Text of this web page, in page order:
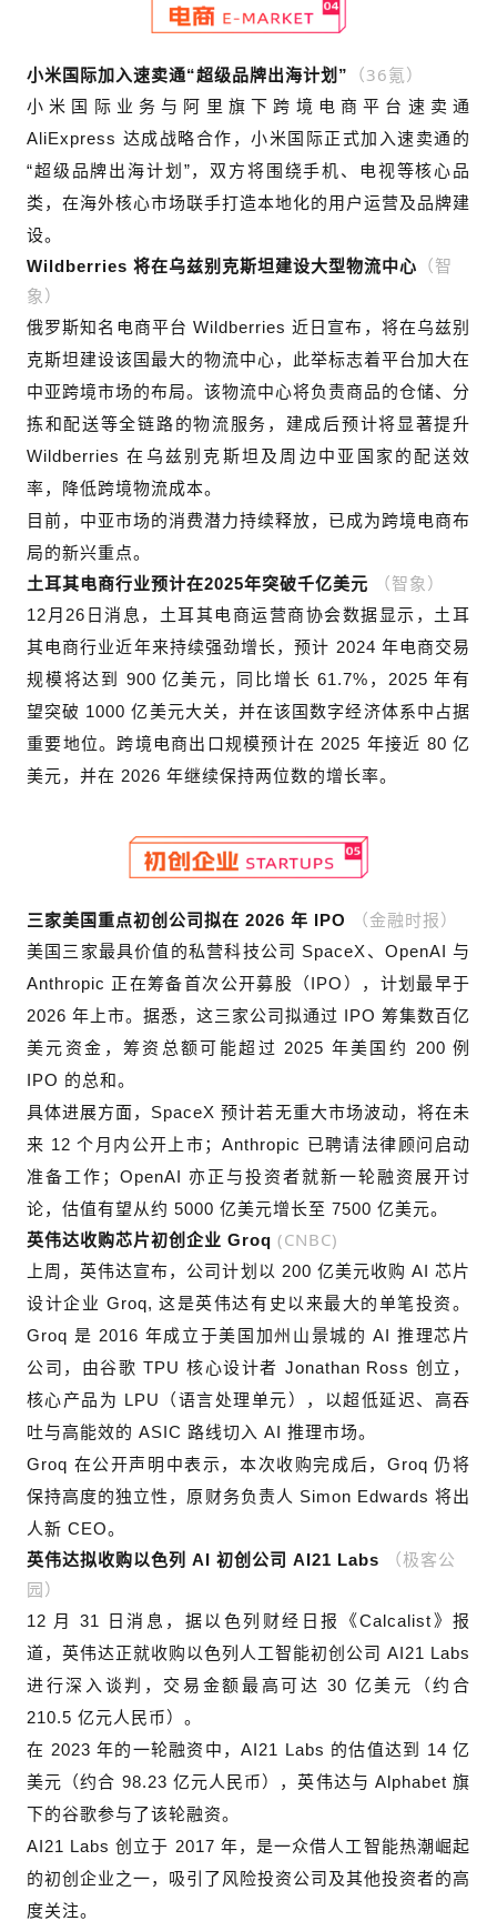
小米国际加入速卖通“超级品牌出海计划” （36氪）
小米国际业务与阿里旗下跨境电商平台速卖通
AliExpress 达成战略合作，小米国际正式加入速卖通的
“超级品牌出海计划”，双方将围绕手机、电视等核心品
类，在海外核心市场联手打造本地化的用户运营及品牌建
设。
Wildberries 将在乌兹别克斯坦建设大型物流中心
（智
象）
俄罗斯知名电商平台 Wildberries 近日宣布，将在乌兹别
克斯坦建设该国最大的物流中心，此举标志着平台加大在
中亚跨境市场的布局。该物流中心将负责商品的仓储、分
拣和配送等全链路的物流服务，建成后预计将显著提升
Wildberries 在乌兹别克斯坦及周边中亚国家的配送效
率，降低跨境物流成本。
目前，中亚市场的消费潜力持续释放，已成为跨境电商布
局的新兴重点。
土耳其电商行业预计在2025年突破千亿美元
（智象）
12月26日消息，土耳其电商运营商协会数据显示，土耳
其电商行业近年来持续强劲增长，预计 2024 年电商交易
规模将达到 900 亿美元，同比增长 61.7%，2025 年有
望突破 1000 亿美元大关，并在该国数字经济体系中占据
重要地位。跨境电商出口规模预计在 2025 年接近 80 亿
美元，并在 2026 年继续保持两位数的增长率。
三家美国重点初创公司拟在 2026 年 IPO （金融时报）
美国三家最具价值的私营科技公司 SpaceX、OpenAI 与
Anthropic 正在筹备首次公开募股（IPO），计划最早于
2026 年上市。据悉，这三家公司拟通过 IPO 筹集数百亿
美元资金，筹资总额可能超过 2025 年美国约 200 例
IPO 的总和。
具体进展方面，SpaceX 预计若无重大市场波动，将在未
来 12 个月内公开上市；Anthropic 已聘请法律顾问启动
准备工作；OpenAI 亦正与投资者就新一轮融资展开讨
论，估值有望从约 5000 亿美元增长至 7500 亿美元。
英伟达收购芯片初创企业 Groq (CNBC)
上周，英伟达宣布，公司计划以 200 亿美元收购 AI 芯片
设计企业 Groq, 这是英伟达有史以来最大的单笔投资。
Groq 是 2016 年成立于美国加州山景城的 AI 推理芯片
公司，由谷歌 TPU 核心设计者 Jonathan Ross 创立，
核心产品为 LPU（语言处理单元），以超低延迟、高吞
吐与高能效的 ASIC 路线切入 AI 推理市场。
Groq 在公开声明中表示，本次收购完成后，Groq 仍将
保持高度的独立性，原财务负责人 Simon Edwards 将出
人新 CEO。
英伟达拟收购以色列 AI 初创公司 AI21 Labs
（极客公
园）
12 月 31 日消息，据以色列财经日报《Calcalist》报
道，英伟达正就收购以色列人工智能初创公司 AI21 Labs
进行深入谈判，交易金额最高可达 30 亿美元（约合
210.5 亿元人民币）。
在 2023 年的一轮融资中，AI21 Labs 的估值达到 14 亿
美元（约合 98.23 亿元人民币），英伟达与 Alphabet 旗
下的谷歌参与了该轮融资。
AI21 Labs 创立于 2017 年，是一众借人工智能热潮崛起
的初创企业之一，吸引了风险投资公司及其他投资者的高
度关注。